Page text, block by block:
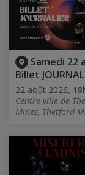
Samedi 22
Billet
22 août 2026,
Centre-ville de
Mines, Thetford